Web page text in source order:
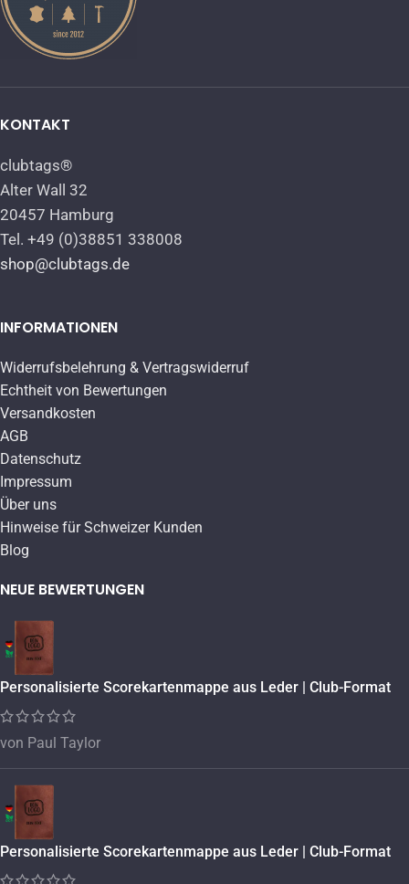
KONTAKT
clubtags®
Alter Wall 32
20457 Hamburg
Tel. +49 (0)38851 338008
shop@clubtags.de
INFORMATIONEN
Widerrufsbelehrung & Vertragswiderruf
Echtheit von Bewertungen
Versandkosten
AGB
Datenschutz
Impressum
Über uns
Hinweise für Schweizer Kunden
Blog
NEUE BEWERTUNGEN
Personalisierte Scorekartenmappe aus Leder | Club-Format
von Paul Taylor
Personalisierte Scorekartenmappe aus Leder | Club-Format